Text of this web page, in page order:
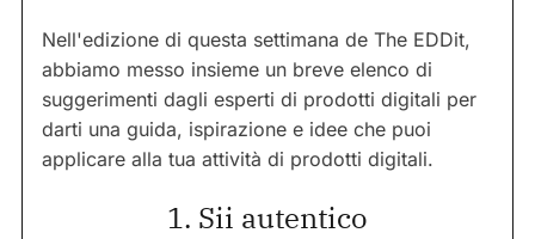
Nell'edizione di questa settimana de The EDDit,
abbiamo messo insieme un breve elenco di
suggerimenti dagli esperti di prodotti digitali per
darti una guida, ispirazione e idee che puoi
applicare alla tua attività di prodotti digitali.
1. Sii autentico